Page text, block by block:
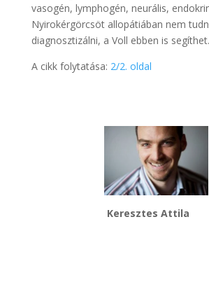
vasogén, lymphogén, neurális,
Nyirokérgörcsöt allopátiában nem
diagnosztizálni, a Voll ebben is segíthet.
A cikk folytatása: 2/2. oldal
Keresztes Attila